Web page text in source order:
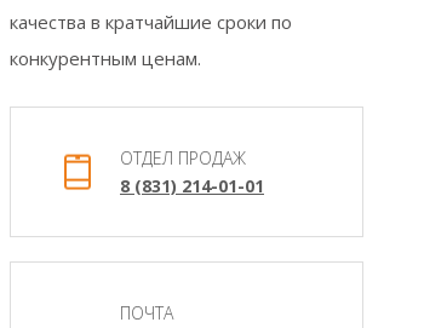
качества в кратчайшие сроки по
конкурентным ценам.
ОТДЕЛ ПРОДАЖ
8 (831) 214-01-01
ПОЧТА